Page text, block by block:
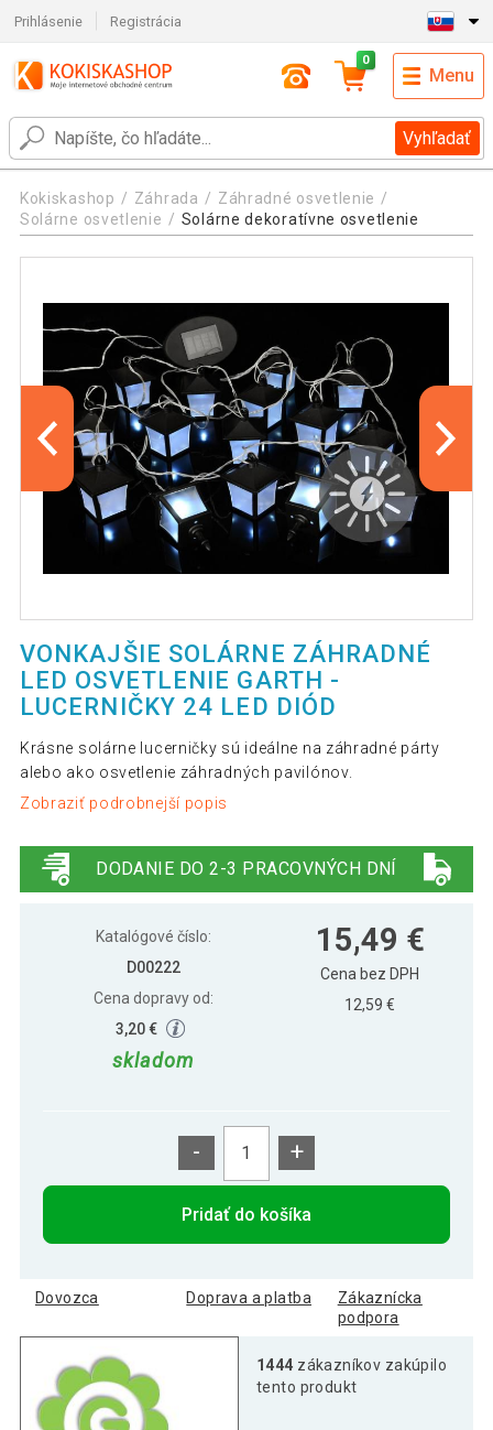
Prihlásenie Registrácia
Vyhľadať
0
Menu
Kokiskashop Záhrada
Záhradné osvetlenie
Solárne osvetlenie
Solárne dekoratívne osvetlenie
VONKAJŠIE SOLÁRNE ZÁHRADNÉ
LED OSVETLENIE GARTH -
LUCERNIČKY 24 LED DIÓD
Krásne solárne lucerničky sú ideálne na záhradné párty
alebo ako osvetlenie záhradných pavilónov.
Zobraziť podrobnejší popis
DODANIE DO 2-3 PRACOVNÝCH DNÍ
Katalógové číslo:
D00222
Cena dopravy od:
3,20 €
skladom
15,49 €
Cena bez DPH
12,59 €
- +
Pridať do košíka
Dovozca Doprava a platba
Zákaznícka
podpora
1444 zákazníkov zakúpilo
tento produkt